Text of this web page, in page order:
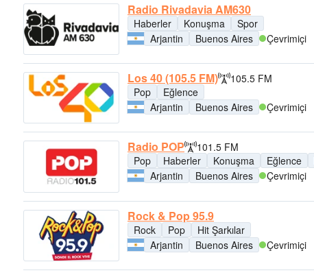
Radio Rivadavia AM630
Haberler Konuşma
Spor
Arjantin
Buenos Aires Çevrimiçi
Los 40 (105.5 FM)
105.5 FM
Pop
Eğlence
Arjantin
Buenos Aires Çevrimiçi
Radio POP
101.5 FM
Pop
Haberler Konuşma Eğlence
Arjantin
Buenos Aires Çevrimiçi
Rock & Pop 95.9
Rock Pop
Hit Şarkılar
Arjantin
Buenos Aires Çevrimiçi